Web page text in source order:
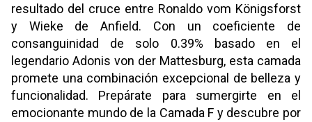
resultado del cruce entre Ronaldo vom Königsforst
y Wieke de Anfield. Con un coeficiente de
consanguinidad de solo 0.39% basado en el
legendario Adonis von der Mattesburg, esta camada
promete una combinación excepcional de belleza y
funcionalidad. Prepárate para sumergirte en el
emocionante mundo de la Camada F y descubre por